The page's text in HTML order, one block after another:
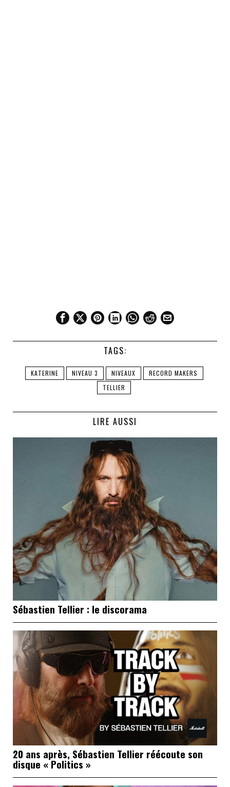
TAGS:
KATERINE NIVEAU 3 NIVEAUX
RECORD MAKERS
TELLIER
LIRE AUSSI
Sébastien Tellier : le discorama
20 ans après, Sébastien Tellier réécoute son
disque « Politics »